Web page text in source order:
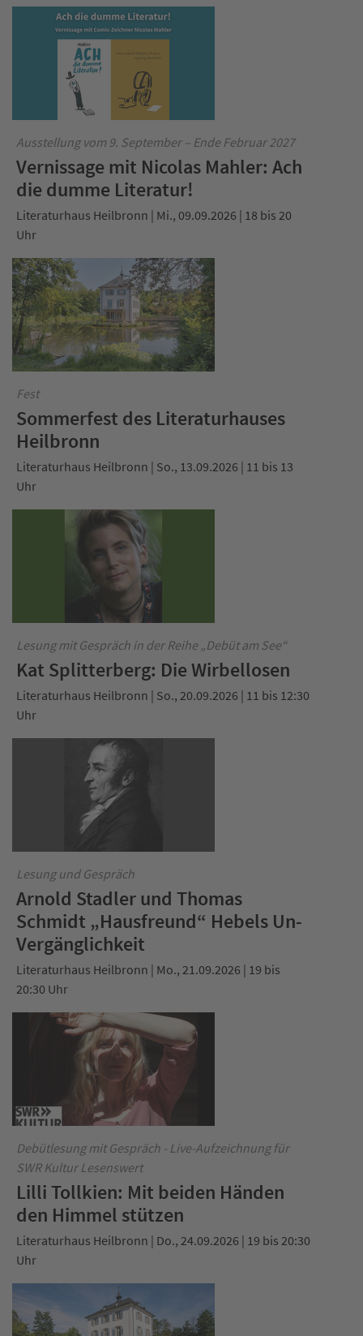
Ausstellung vom 9. September – Ende Februar 2027
Vernissage mit Nicolas Mahler: Ach
die dumme Literatur!
Literaturhaus Heilbronn | Mi., 09.09.2026 | 18 bis 20
Uhr
Fest
Sommerfest des Literaturhauses
Heilbronn
Literaturhaus Heilbronn | So., 13.09.2026 | 11 bis 13
Uhr
Lesung mit Gespräch in der Reihe „Debüt am See“
Kat Splitterberg: Die Wirbellosen
Literaturhaus Heilbronn | So., 20.09.2026 | 11 bis 12:30
Uhr
Lesung und Gespräch
Arnold Stadler und Thomas
Schmidt „Hausfreund“ Hebels Un-
Vergänglichkeit
Literaturhaus Heilbronn | Mo., 21.09.2026 | 19 bis
20:30 Uhr
Debütlesung mit Gespräch - Live-Aufzeichnung für
SWR Kultur Lesenswert
Lilli Tollkien: Mit beiden Händen
den Himmel stützen
Literaturhaus Heilbronn | Do., 24.09.2026 | 19 bis 20:30
Uhr